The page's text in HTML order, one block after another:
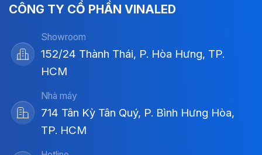
CÔNG TY CỔ PHẦN VINALED
Showroom
152/24 Thành Thái, P. Hòa Hưng, TP.
HCM
Nhà máy
714 Tân Kỳ Tân Quý, P. Bình Hưng Hòa,
TP. HCM